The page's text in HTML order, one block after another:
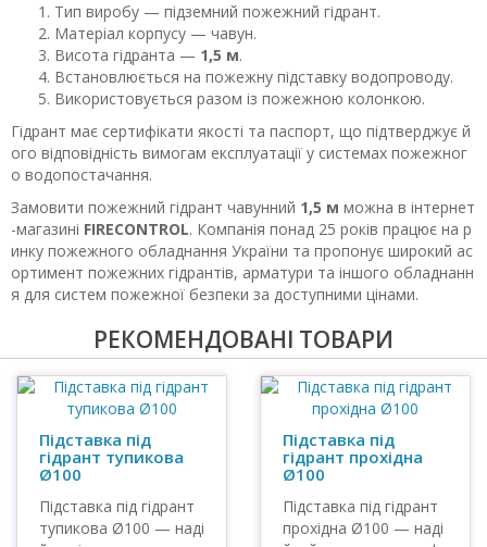
Тип виробу — підземний пожежний гідрант.
Матеріал корпусу — чавун.
Висота гідранта — 1,5 м.
Встановлюється на пожежну підставку водопроводу.
Використовується разом із пожежною колонкою.
Гідрант має сертифікати якості та паспорт, що підтверджує й
ого відповідність вимогам експлуатації у системах пожежног
о водопостачання.
Замовити пожежний гідрант чавунний 1,5 м можна в інтернет
-магазині FIRECONTROL. Компанія понад 25 років працює на р
инку пожежного обладнання України та пропонує широкий ас
ортимент пожежних гідрантів, арматури та іншого обладнанн
я для систем пожежної безпеки за доступними цінами.
РЕКОМЕНДОВАНІ ТОВАРИ
Підставка під
гідрант тупикова
Ø100
Підставка під гідрант
тупикова Ø100 — наді
Підставка під
гідрант прохідна
Ø100
Підставка під гідрант
прохідна Ø100 — наді